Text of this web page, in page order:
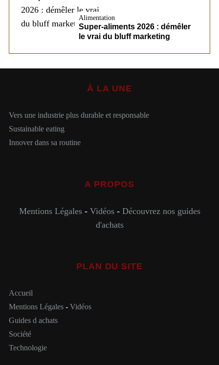
Alimentation
Super-aliments 2026 : démêler
le vrai du bluff marketing
À LA UNE
Vers une industrie plus durable et responsable
Sustainable eating
Innover dans sa routine
A PROPOS
Mentions Légales- Vidéos- Découvrez nos guides
d'achats
PLAN DU SITE
Accueil
Mentions Légales- Vidéos
Guides d achats
Société
Technologie